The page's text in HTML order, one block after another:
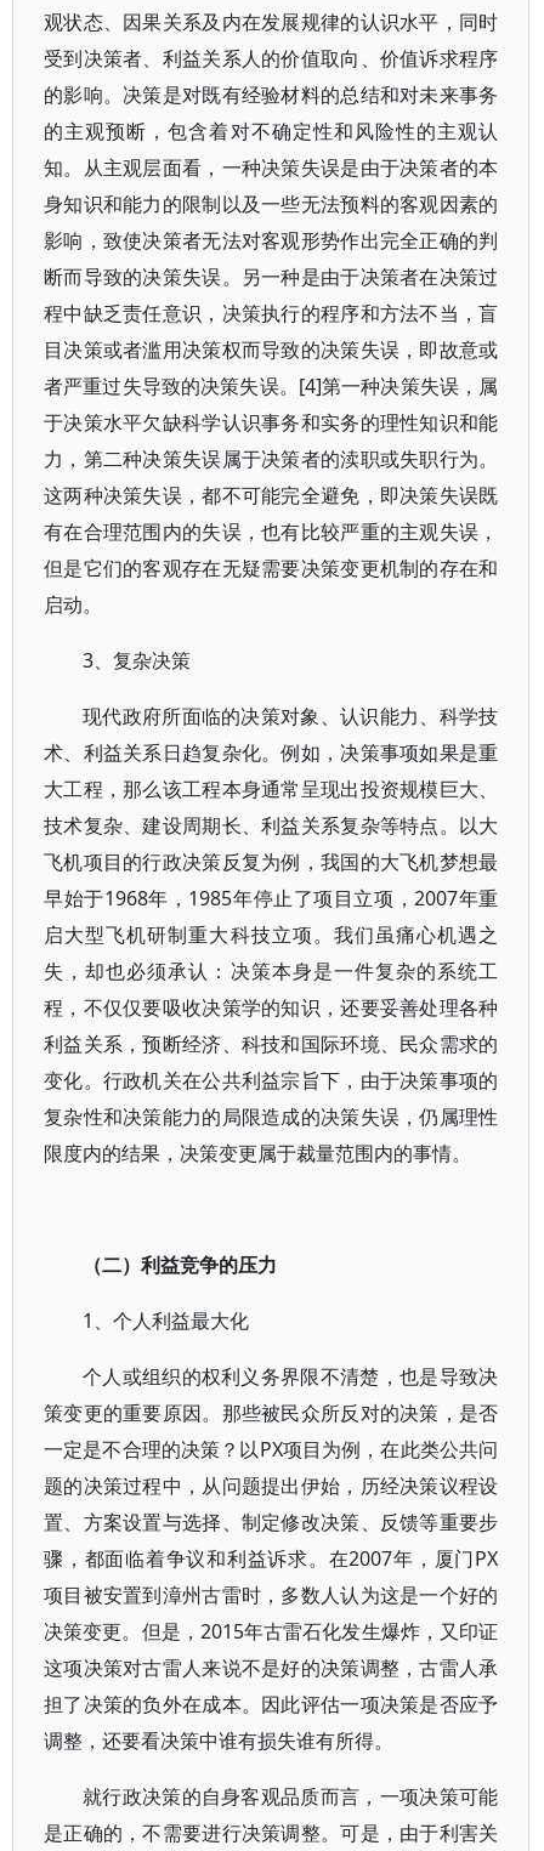
观状态、因果关系及内在发展规律的认识水平，同时
受到决策者、利益关系人的价值取向、价值诉求程序
的影响。决策是对既有经验材料的总结和对未来事务
的主观预断，包含着对不确定性和风险性的主观认
知。从主观层面看，一种决策失误是由于决策者的本
身知识和能力的限制以及一些无法预料的客观因素的
影响，致使决策者无法对客观形势作出完全正确的判
断而导致的决策失误。另一种是由于决策者在决策过
程中缺乏责任意识，决策执行的程序和方法不当，盲
目决策或者滥用决策权而导致的决策失误，即故意或
者严重过失导致的决策失误。[4]第一种决策失误，属
于决策水平欠缺科学认识事务和实务的理性知识和能
力，第二种决策失误属于决策者的渎职或失职行为。
这两种决策失误，都不可能完全避免，即决策失误既
有在合理范围内的失误，也有比较严重的主观失误，
但是它们的客观存在无疑需要决策变更机制的存在和
启动。
3、复杂决策
现代政府所面临的决策对象、认识能力、科学技
术、利益关系日趋复杂化。例如，决策事项如果是重
大工程，那么该工程本身通常呈现出投资规模巨大、
技术复杂、建设周期长、利益关系复杂等特点。以大
飞机项目的行政决策反复为例，我国的大飞机梦想最
早始于1968年，1985年停止了项目立项，2007年重
启大型飞机研制重大科技立项。我们虽痛心机遇之
失，却也必须承认：决策本身是一件复杂的系统工
程，不仅仅要吸收决策学的知识，还要妥善处理各种
利益关系，预断经济、科技和国际环境、民众需求的
变化。行政机关在公共利益宗旨下，由于决策事项的
复杂性和决策能力的局限造成的决策失误，仍属理性
限度内的结果，决策变更属于裁量范围内的事情。
（二）利益竞争的压力
1、个人利益最大化
个人或组织的权利义务界限不清楚，也是导致决
策变更的重要原因。那些被民众所反对的决策，是否
一定是不合理的决策？以PX项目为例，在此类公共问
题的决策过程中，从问题提出伊始，历经决策议程设
置、方案设置与选择、制定修改决策、反馈等重要步
骤，都面临着争议和利益诉求。在2007年，厦门PX
项目被安置到漳州古雷时，多数人认为这是一个好的
决策变更。但是，2015年古雷石化发生爆炸，又印证
这项决策对古雷人来说不是好的决策调整，古雷人承
担了决策的负外在成本。因此评估一项决策是否应予
调整，还要看决策中谁有损失谁有所得。
就行政决策的自身客观品质而言，一项决策可能
是正确的，不需要进行决策调整。可是，由于利害关